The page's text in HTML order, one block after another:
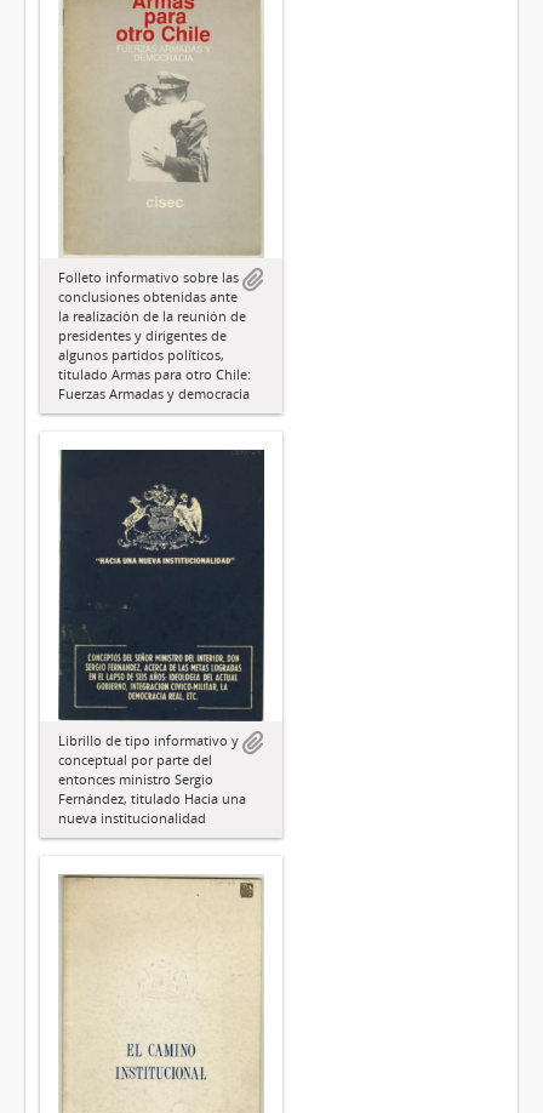
Folleto informativo sobre las
conclusiones obtenidas ante
la realización de la reunión de
presidentes y dirigentes de
algunos partidos políticos,
titulado Armas para otro Chile:
Fuerzas Armadas y democracia
Librillo de tipo informativo y
conceptual por parte del
entonces ministro Sergio
Fernández, titulado Hacia una
nueva institucionalidad